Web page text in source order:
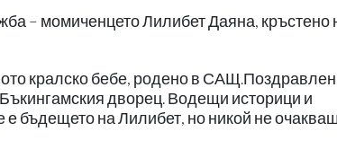
– момиченцето Лилибет Даяна, кръстено
кралско бебе, родено в
дворец. Водещи историци и
е бъдещето на Лилибет, но никой не